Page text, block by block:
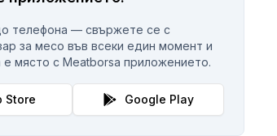
телефона — свържете се с
за месо във всеки един момент и
е място с Meatborsa приложението.
Store Google Play